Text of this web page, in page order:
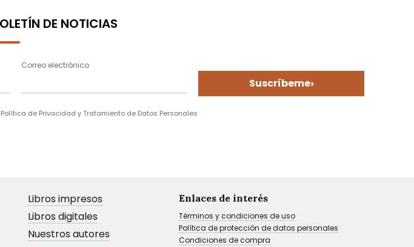
DE NOTICIAS
Correo electrónico
Suscríbeme›
de Privacidad y Tratamiento de Datos Personales
Libros impresos
Libros digitales
Nuestros autores
Enlaces de interés
Términos y condiciones de uso
Política de protección de datos personales
Condiciones de compra